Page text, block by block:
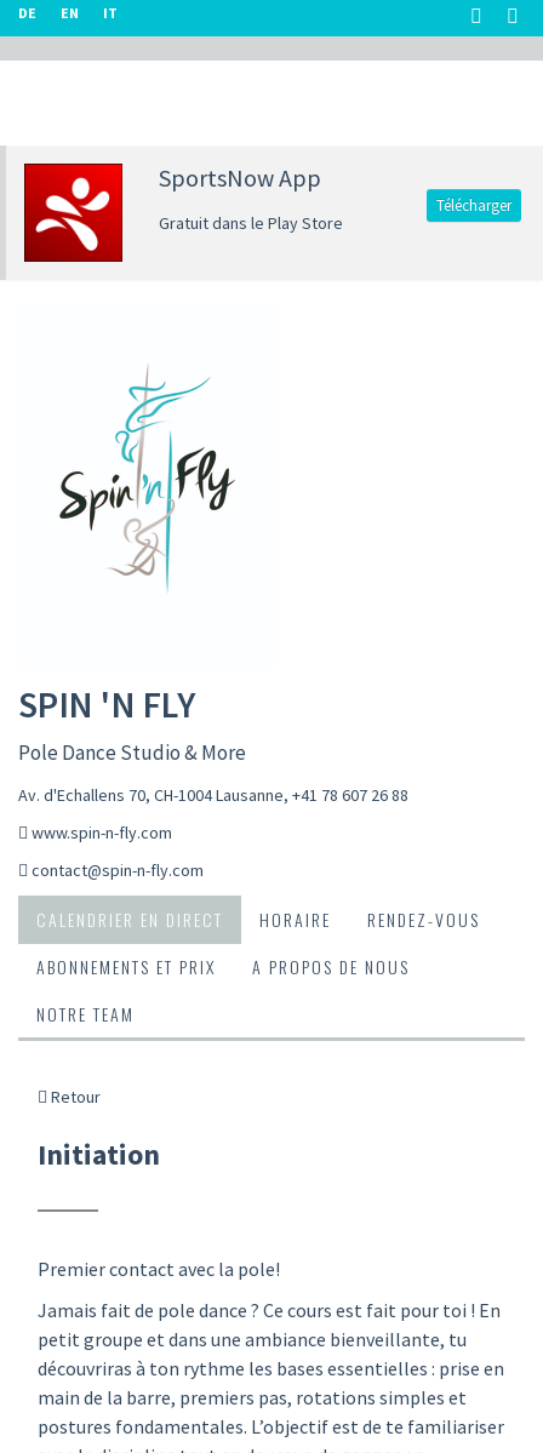
DE EN IT
SportsNow App
Gratuit dans le Play Store
Télécharger
SPIN 'N FLY
Pole Dance Studio & More
Av. d'Echallens 70, CH-1004 Lausanne, +41 78 607 26 88
www.spin-n-fly.com
contact@spin-n-fly.com
CALENDRIER EN DIRECT HORAIRE
RENDEZ-VOUS
ABONNEMENTS ET PRIX
A PROPOS DE NOUS
NOTRE TEAM
Retour
Initiation
Premier contact avec la pole!
Jamais fait de pole dance ? Ce cours est fait pour toi ! En
petit groupe et dans une ambiance bienveillante, tu
découvriras à ton rythme les bases essentielles : prise en
main de la barre, premiers pas, rotations simples et
postures fondamentales. L’objectif est de te familiariser